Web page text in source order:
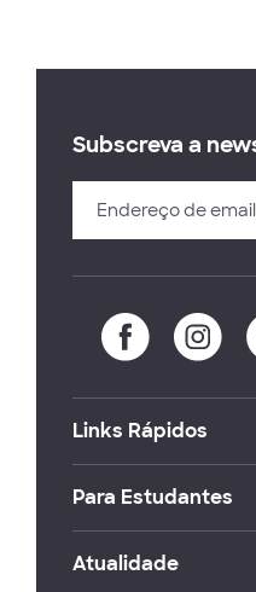
Subscreva a
Links Rápidos
Para Estudantes
Atualidade